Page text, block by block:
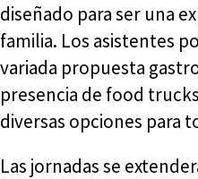
diseñado para ser una
familia. Los asistentes
variada propuesta
presencia de food
diversas opciones para
Las jornadas se